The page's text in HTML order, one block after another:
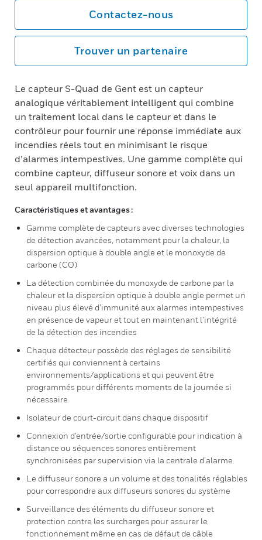
Contactez-nous
Trouver un partenaire
Le capteur S-Quad de Gent est un capteur
analogique véritablement intelligent qui combine
un traitement local dans le capteur et dans le
contrôleur pour fournir une réponse immédiate aux
incendies réels tout en minimisant le risque
d’alarmes intempestives. Une gamme complète qui
combine capteur, diffuseur sonore et voix dans un
seul appareil multifonction.
Caractéristiques et avantages :
Gamme complète de capteurs avec diverses technologies
de détection avancées, notamment pour la chaleur, la
dispersion optique à double angle et le monoxyde de
carbone (CO)
La détection combinée du monoxyde de carbone par la
chaleur et la dispersion optique à double angle permet un
niveau plus élevé d’immunité aux alarmes intempestives
en présence de vapeur et tout en maintenant l’intégrité
de la détection des incendies
Chaque détecteur possède des réglages de sensibilité
certifiés qui conviennent à certains
environnements/applications et qui peuvent être
programmés pour différents moments de la journée si
nécessaire
Isolateur de court-circuit dans chaque dispositif
Connexion d’entrée/sortie configurable pour indication à
distance ou séquences sonores entièrement
synchronisées par supervision via la centrale d’alarme
Le diffuseur sonore a un volume et des tonalités réglables
pour correspondre aux diffuseurs sonores du système
Surveillance des éléments du diffuseur sonore et
protection contre les surcharges pour assurer le
fonctionnement même en cas de défaut de câble